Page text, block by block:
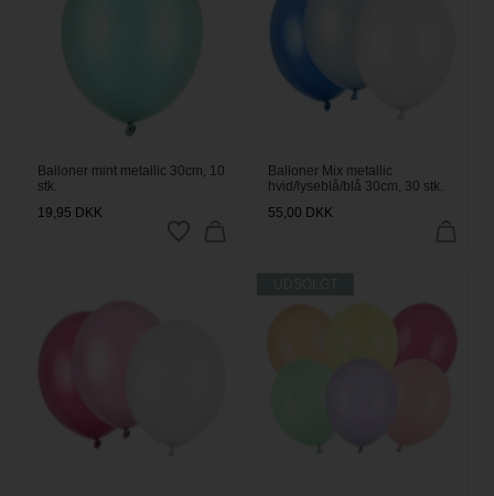
Balloner mint metallic 30cm, 10
stk.
19,95 DKK
Balloner Mix metallic
hvid/lyseblå/blå 30cm, 30 stk.
55,00 DKK